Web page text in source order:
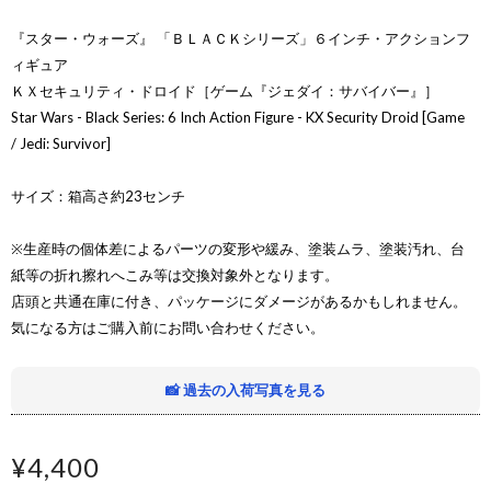
『スター・ウォーズ』 「ＢＬＡＣＫシリーズ」６インチ・アクションフ
ィギュア
ＫＸセキュリティ・ドロイド［ゲーム『ジェダイ：サバイバー』］
Star Wars - Black Series: 6 Inch Action Figure - KX Security Droid [Game
/ Jedi: Survivor]
サイズ：箱高さ約23センチ
※生産時の個体差によるパーツの変形や緩み、塗装ムラ、塗装汚れ、台
紙等の折れ擦れへこみ等は交換対象外となります。
店頭と共通在庫に付き、パッケージにダメージがあるかもしれません。
気になる方はご購入前にお問い合わせください。
📸 過去の入荷写真を見る
¥4,400